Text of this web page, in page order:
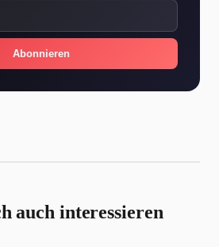
Abonnieren
auch interessieren